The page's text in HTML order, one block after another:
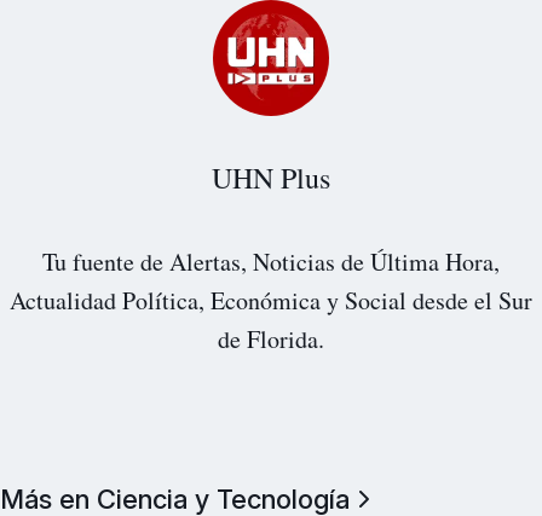
UHN Plus
Tu fuente de Alertas, Noticias de Última Hora,
Actualidad Política, Económica y Social desde el Sur
de Florida.
Más en Ciencia y Tecnología